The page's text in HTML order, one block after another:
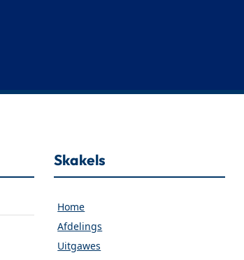
Skakels
Home
Afdelings
Uitgawes